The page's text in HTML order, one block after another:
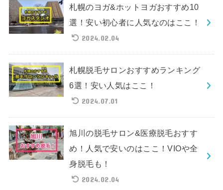
札幌のヨガ&ホットヨガおすすめ10
選！安い初心者に人気なのはここ！
2024.02.04
札幌脱毛サロンおすすめランキング
6選！安い人気はここ！
2024.07.01
旭川の脱毛サロン&医療脱毛おすす
め！人気で安いのはここ！VIOや全
身脱毛も！
2024.02.04